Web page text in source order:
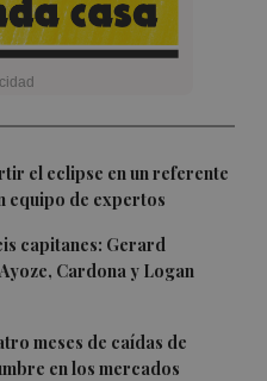
el eclipse en un referente
equipo de expertos
capitanes: Gerard
Cardona y Logan
meses de caídas de
en los mercados